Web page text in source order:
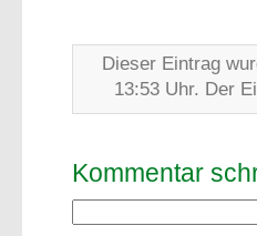
Dieser Eintrag
13:53 Uhr. Der
Kommentar